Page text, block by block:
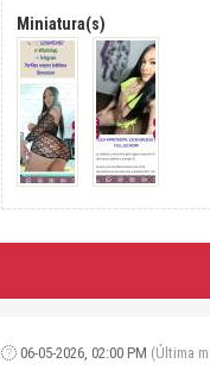
Miniatura(s)
06-05-2026, 02:00 PM (Última